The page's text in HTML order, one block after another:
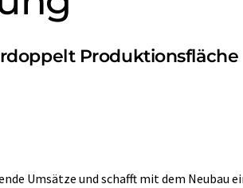
Produktionsfläche
Umsätze und schafft mit dem Neubau